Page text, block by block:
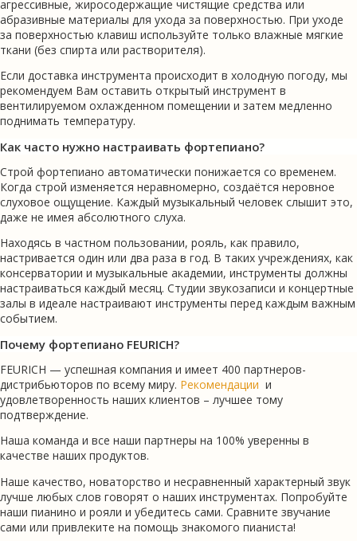
агрессивные, жиросодержащие чистящие средства или
абразивные материалы для ухода за поверхностью. При уходе
за поверхностью клавиш используйте только влажные мягкие
ткани (без спирта или растворителя).
Если доставка инструмента происходит в холодную погоду, мы
рекомендуем Вам оставить открытый инструмент в
вентилируемом охлажденном помещении и затем медленно
поднимать температуру.
Как часто нужно настраивать фортепиано?
Строй фортепиано автоматически понижается со временем.
Когда строй изменяется неравномерно, создаётся неровное
слуховое ощущение. Каждый музыкальный человек слышит это,
даже не имея абсолютного слуха.
Находясь в частном пользовании, рояль, как правило,
настривается один или два раза в год. В таких учреждениях, как
консерватории и музыкальные академии, инструменты должны
настраиваться каждый месяц. Студии звукозаписи и концертные
залы в идеале настраивают инструменты перед каждым важным
событием.
Почему фортепиано FEURICH?
FEURICH — успешная компания и имеет 400 партнеров-
дистрибьюторов по всему миру. Рекомендации и
удовлетворенность наших клиентов – лучшее тому
подтверждение.
Наша команда и все наши партнеры на 100% уверенны в
качестве наших продуктов.
Наше качество, новаторство и несравненный характерный звук
лучше любых слов говорят о наших инструментах. Попробуйте
наши пианино и рояли и убедитесь сами. Сравните звучание
сами или привлеките на помощь знакомого пианиста!